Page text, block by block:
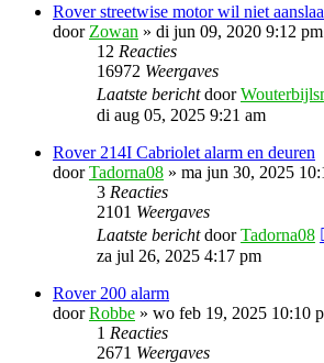
Rover streetwise motor wil niet
door Zowan » di jun 09, 2020 9:12 pm
12 Reacties
16972 Weergaves
Laatste berichtdoor
di aug 05, 2025 9:21 am
Rover 214I Cabriolet alarm en deuren
doorTadorna08 » ma jun 30, 2025
3 Reacties
2101 Weergaves
Laatste berichtdoorTadorna08
za jul 26, 2025 4:17 pm
Rover 200 alarm
doorRobbe » wo feb 19, 2025 10:10
1 Reacties
2671 Weergaves